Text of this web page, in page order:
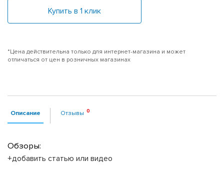
Купить в 1 клик
*Цена действительна только для интернет-магазина и может
отличаться от цен в розничных магазинах
Описание Отзывы
Обзоры:
+добавить статью или видео